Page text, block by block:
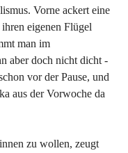
Vorne ackert eine
eigenen Flügel
man im
aber doch nicht dicht -
vor der Pause, und
aus der Vorwoche da
zu wollen, zeugt